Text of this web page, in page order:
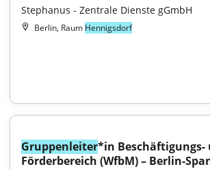
Stephanus - Zentrale Dienste gGmbH
Berlin, Raum Hennigsdorf
Gruppenleiter*in Beschäftigungs-
Förderbereich (WfbM) – Berlin-